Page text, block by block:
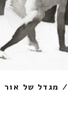
/ מגדל של אור